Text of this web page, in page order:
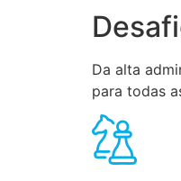
Da alta
para todas